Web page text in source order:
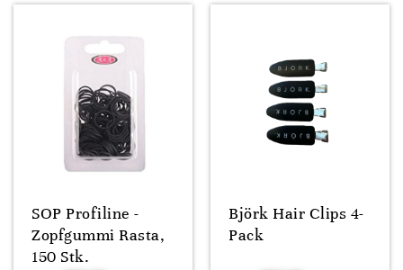
SOP Profiline -
Zopfgummi Rasta,
150 Stk.
Björk Hair Clips 4-
Pack